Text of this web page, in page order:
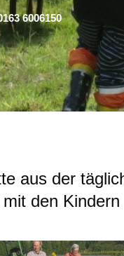
6006150
aus der
mit den Kindern